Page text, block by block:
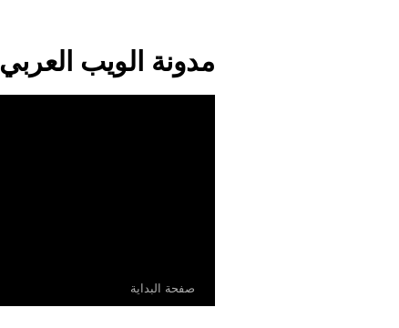
مدونة الويب العربي
صفحة البداية